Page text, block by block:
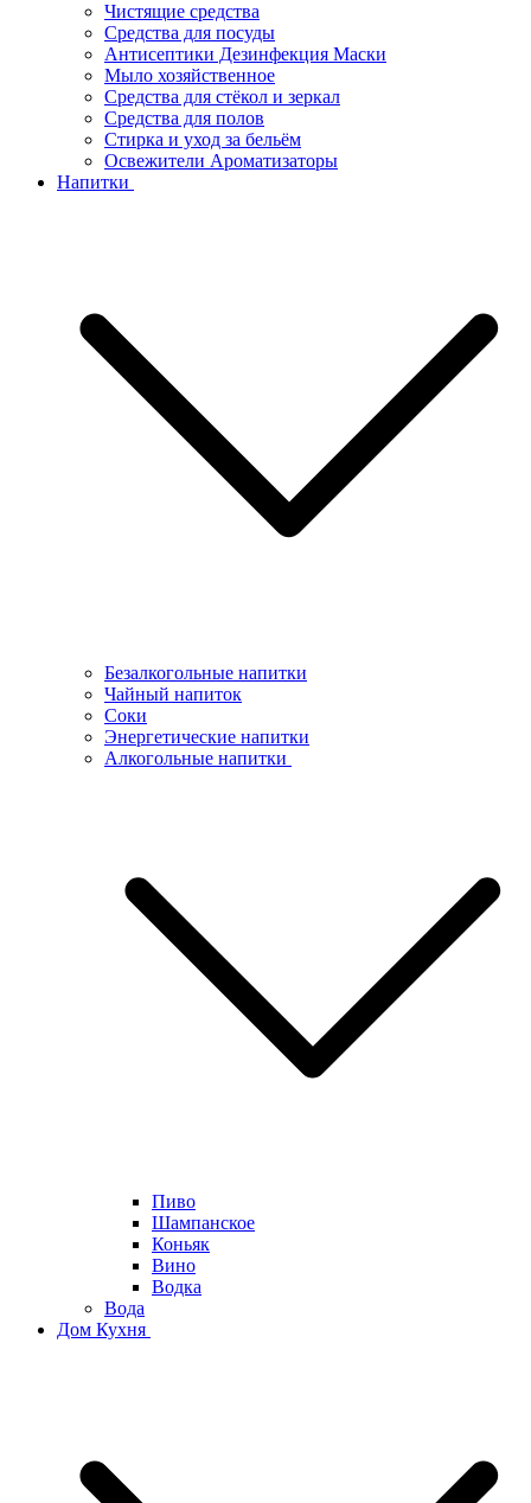
Чистящие средства
Средства для посуды
Антисептики Дезинфекция Маски
Мыло хозяйственное
Средства для стёкол и зеркал
Средства для полов
Стирка и уход за бельём
Освежители Ароматизаторы
Напитки
Безалкогольные напитки
Чайный напиток
Соки
Энергетические напитки
Алкогольные напитки
Пиво
Шампанское
Коньяк
Вино
Водка
Вода
Дом Кухня